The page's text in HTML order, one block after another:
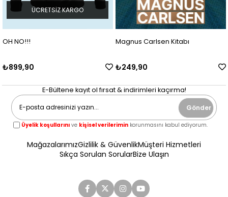
OH NO!!!
₺899,90
ÜCRETSIZ KARGO
Magnus Carlsen Kitabı
₺249,90
E-Bültene kayıt ol fırsat & indirimleri kaçırma!
Gönder
Üyelik koşullarını ve kişisel verilerimin korunmasını kabul ediyorum.
MağazalarımızGizlilik & GüvenlikMüşteri Hizmetleri
Sıkça Sorulan SorularBize Ulaşın